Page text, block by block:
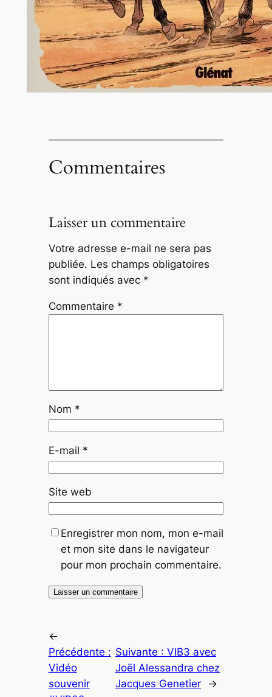
Commentaires
Laisser un commentaire
Votre adresse e-mail ne sera pas
publiée. Les champs obligatoires
sont indiqués avec *
Commentaire *
Nom *
E-mail *
Site web
Enregistrer mon nom, mon e-mail
et mon site dans le navigateur
pour mon prochain commentaire.
←
Précédente :
Vidéo
souvenir
Suivante : VIB3 avec
Joël Alessandra chez
Jacques Genetier
→